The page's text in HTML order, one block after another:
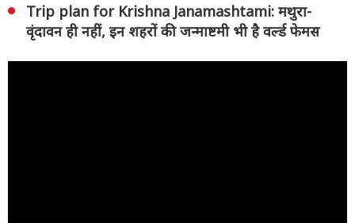
Trip plan for Krishna Janamashtami: मथुरा-
वृंदावन ही नहीं, इन शहरों की जन्माष्टमी भी है वर्ल्ड फेमस